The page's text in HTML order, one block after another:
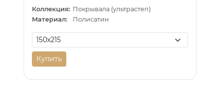
Коллекция: Покрывала (ультрастеп)
Материал:
Полисатин
Купить